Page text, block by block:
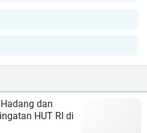
dan
HUT RI di